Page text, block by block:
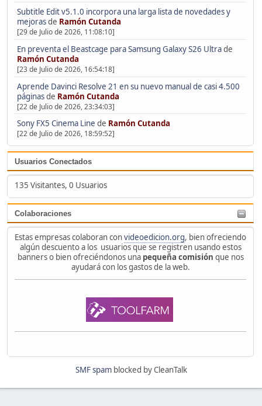
Subtitle Edit v5.1.0 incorpora una larga lista de novedades y
mejorasde Ramón Cutanda
[29 de Julio de 2026, 11:08:10]
En preventa el Beastcage para Samsung Galaxy S26 Ultrade
Ramón Cutanda
[23 de Julio de 2026, 16:54:18]
Aprende Davinci Resolve 21 en su nuevo manual de casi 4.500
páginasde Ramón Cutanda
[22 de Julio de 2026, 23:34:03]
Sony FX5 Cinema Line de Ramón Cutanda
[22 de Julio de 2026, 18:59:52]
Usuarios Conectados
135 Visitantes, 0 Usuarios
Colaboraciones
Estas empresas colaboran convideoedicion.org, bien ofreciendo
algún descuento a los usuarios que se registren usando estos
banners o bien ofreciéndonos una pequeña comisión que nos
ayudará con los gastos de la web.
SMF spamblocked by CleanTalk